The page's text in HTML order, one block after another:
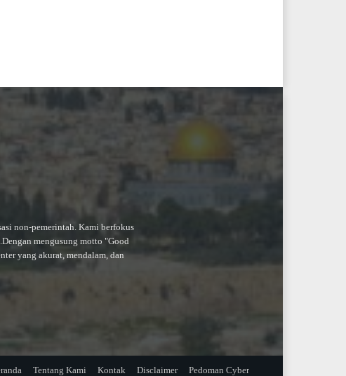
non-pemerintah. Kami berfokus
mengusung motto "Good
yang akurat, mendalam, dan
Tentang Kami Kontak Disclaimer Pedoman Cyber